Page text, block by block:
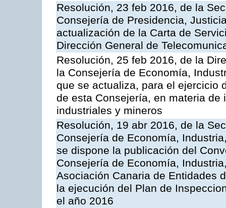
Resolución, 23 feb 2016, de la
Consejería de Presidencia,
actualización de la Carta de
Dirección General de
Resolución, 25 feb 2016, de la
la Consejería de Economía,
que se actualiza, para el ejercicio
de esta Consejería, en materia
industriales y mineros
Resolución, 19 abr 2016, de la
Consejería de Economía,
se dispone la publicación del
Consejería de Economía,
Asociación Canaria de Entidades
la ejecución del Plan de
el año 2016